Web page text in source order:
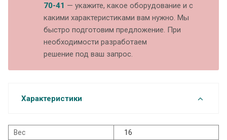
70-41 — укажите, какое оборудование и с
какими характеристиками вам нужно. Мы
быстро подготовим предложение. При
необходимости разработаем
решение под ваш запрос.
Характеристики
Вес
16